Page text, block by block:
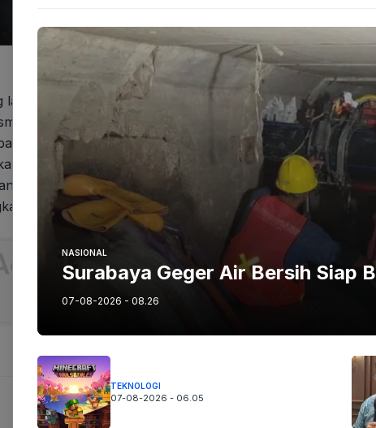
mencuri perhatian adalah iQOO Z10 Indonesia.
dengan kapasitas baterai terbesar di Tanah Air,
raksasa, iQOO Z10 tetap mengedepankan performa
pilihan relevan bagi pengguna aktif yang
Ini menunjukkan bahwa iQOO melihat daya tahan baterai
Sains di Balik
NASIONAL
Surabaya Geger Air Bersih Siap
07-08-2026 - 08.26
TEKNOLOGI
07-08-2026 - 06.05